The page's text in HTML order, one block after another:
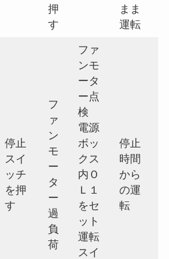
押
す
まま
運転
停止
スイ
ッチ
を押
す
フ
ァ
ン
モ
ー
タ
ー
過
負
荷
ファ
ンモ
ータ
ー点
検
電源
ボッ
クス
内Ｏ
Ｌ１
をセ
ット
運転
スイ
停止
時間
から
の運
転